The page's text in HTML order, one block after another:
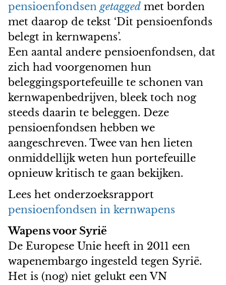
pensioenfondsen getagged met borden
met daarop de tekst ‘Dit pensioenfonds
belegt in kernwapens’.
Een aantal andere pensioenfondsen, dat
zich had voorgenomen hun
beleggingsportefeuille te schonen van
kernwapenbedrijven, bleek toch nog
steeds daarin te beleggen. Deze
pensioenfondsen hebben we
aangeschreven. Twee van hen lieten
onmiddellijk weten hun portefeuille
opnieuw kritisch te gaan bekijken.
Lees het onderzoeksrapport
pensioenfondsen in kernwapens
Wapens voor Syrië
De Europese Unie heeft in 2011 een
wapenembargo ingesteld tegen Syrië.
Het is (nog) niet gelukt een VN